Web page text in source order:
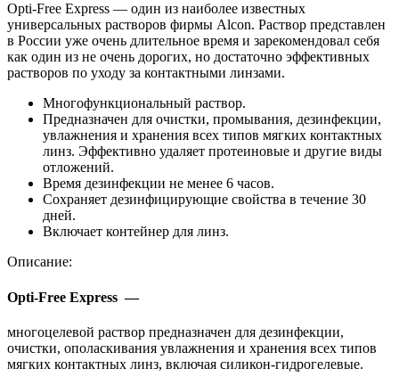
Opti-Free Express — один из наиболее известных
универсальных растворов фирмы Alcon. Раствор представлен
в России уже очень длительное время и зарекомендовал себя
как один из не очень дорогих, но достаточно эффективных
растворов по уходу за контактными линзами.
Многофункциональный раствор.
Предназначен для очистки, промывания, дезинфекции,
увлажнения и хранения всех типов мягких контактных
линз. Эффективно удаляет протеиновые и другие виды
отложений.
Время дезинфекции не менее 6 часов.
Сохраняет дезинфицирующие свойства в течение 30
дней.
Включает контейнер для линз.
Описание:
Opti-Free Express —
многоцелевой раствор предназначен для дезинфекции,
очистки, ополаскивания увлажнения и хранения всех типов
мягких контактных линз, включая силикон-гидрогелевые.